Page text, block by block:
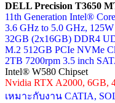
DELL Precision T3650
11th Generation Intel®
3.6 GHz to 5.0 GHz,
32GB (2x16GB) DDR4
M.2 512GB PCIe NVMe
2TB 7200rpm 3.5 inch
Intel® W580 Chipset
Nvidia RTX A2000, 6GB,
เหมาะกับงาน CATIA,